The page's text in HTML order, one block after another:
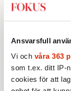
Ansvarsfull
Vi och våra 363
som t.ex. ditt IP-
cookies för att
KRÖNIKA
3.
4.Nina Lekander:
alla om att
5.Bitte Assarmo:
KRÖNIKA